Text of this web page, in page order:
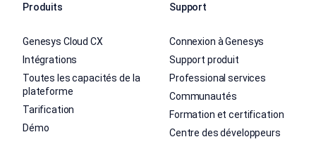
Produits
Genesys Cloud CX
Intégrations
Toutes les capacités de la
plateforme
Tarification
Démo
Support
Connexion à Genesys
Support produit
Professional services
Communautés
Formation et certification
Centre des développeurs